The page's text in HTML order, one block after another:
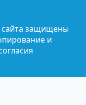
сайта защищены
и